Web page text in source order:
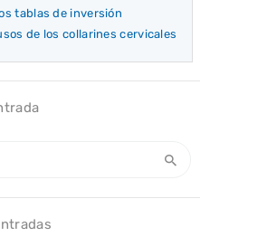
tablas de inversión
de los collarines cervicales